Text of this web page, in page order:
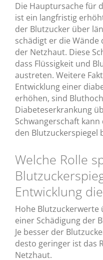
Die Hauptursache für
ist ein langfristig
der Blutzucker über
schädigt er die Wände
der Netzhaut. Diese
dass Flüssigkeit und
austreten. Weitere
Entwicklung einer
erhöhen, sind
Diabeteserkrankung
Schwangerschaft kann
den Blutzuckerspiegel
Welche Rolle
Entwicklung
Hohe Blutzuckerwerte
einer Schädigung der
Je besser der
desto geringer ist das
Netzhaut.